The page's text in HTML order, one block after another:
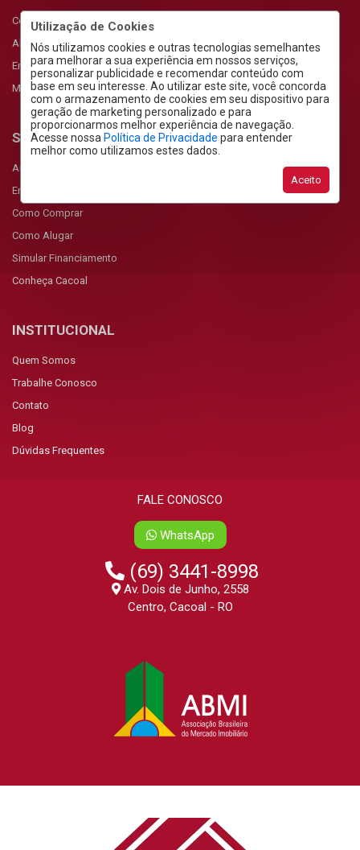
Utilização de Cookies
Nós utilizamos cookies e outras tecnologias semelhantes
para melhorar a sua experiência em nossos serviços,
personalizar publicidade e recomendar conteúdo com
base em seu interesse. Ao utilizar este site, você concorda
com o armazenamento de cookies em seu dispositivo para
geração de marketing personalizado e para
proporcionarmos melhor experiência de navegação.
Acesse nossa Política de Privacidade para entender
melhor como utilizamos estes dados.
Aceito
Comprar
Alugar
Empreendimentos
Meus Favoritos
SERVIÇOS
Anunciar Imóvel
Encomendar Imóvel
Como Comprar
Como Alugar
Simular Financiamento
Conheça Cacoal
INSTITUCIONAL
Quem Somos
Trabalhe Conosco
Contato
Blog
Dúvidas Frequentes
FALE CONOSCO
WhatsApp
(69) 3441-8998
Av. Dois de Junho, 2558
Centro, Cacoal - RO